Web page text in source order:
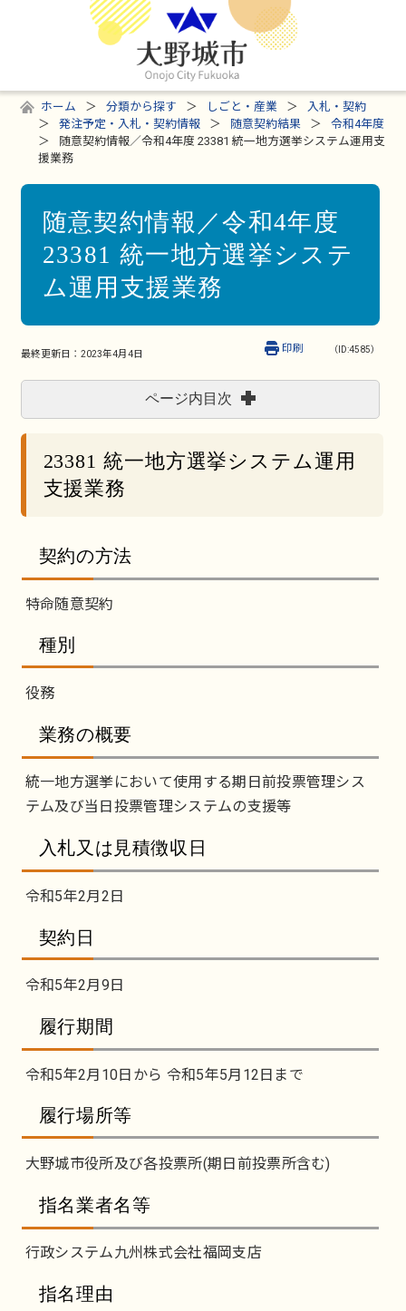
ホーム 分類から探す しごと・産業
入札・契約
発注予定・入札・契約情報
随意契約結果
令和4年度
随意契約情報／令和4年度 23381 統一地方選挙システム運用支
援業務
随意契約情報／令和4年度
23381 統一地方選挙システ
ム運用支援業務
最終更新日： 2023年4月4日 （ID:4585）
印刷
ページ内目次
23381 統一地方選挙システム運用
支援業務
契約の方法
特命随意契約
種別
役務
業務の概要
統一地方選挙において使用する期日前投票管理シス
テム及び当日投票管理システムの支援等
入札又は見積徴収日
令和5年2月2日
契約日
令和5年2月9日
履行期間
令和5年2月10日から 令和5年5月12日まで
履行場所等
大野城市役所及び各投票所(期日前投票所含む)
指名業者名等
行政システム九州株式会社福岡支店
指名理由